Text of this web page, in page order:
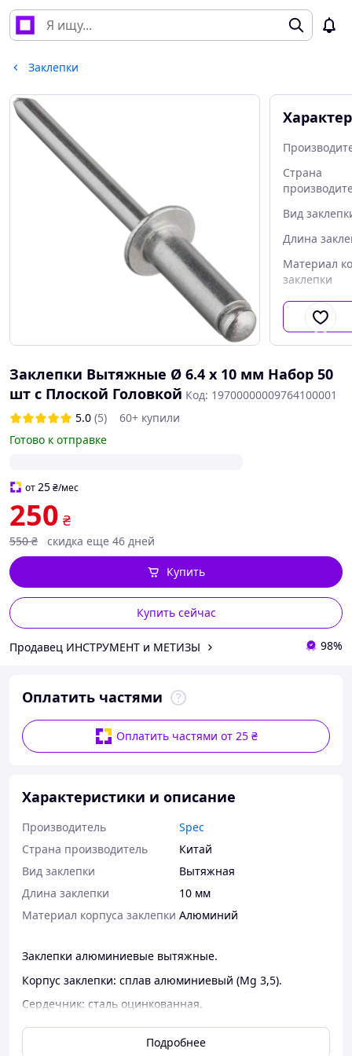
Заклепки
Страна
Вид
Длина
Материал
заклепки
Заклепки Вытяжные Ø 6.4 х 10 мм Набор 50
шт с Плоской Головкой Код: 19700000009764100001
5.0 (5)
60+ купили
Готово к отправке
от25₴/мес
250 ₴
550 ₴ скидка еще 46 дней
Купить сейчас
Купить
Продавец ИНСТРУМЕНТ и МЕТИЗЫ 98%
Оплатить частями
Оплатить частями от 25 ₴
Характеристики и описание
Производитель
Spec
Страна производитель
Китай
Вид заклепки
Вытяжная
Длина заклепки
10 мм
Материал корпуса заклепки Алюминий
Заклепки алюминиевые вытяжные.
Корпус заклепки: сплав алюминиевый (Mg 3,5).
Сердечник: сталь оцинкованная.
ОСОБЕННОСТИ И ПРЕИМУЩЕСТВА:
Для эффективного и качественного соединения
Подробнее